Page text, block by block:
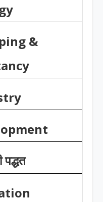
&
पद्धत